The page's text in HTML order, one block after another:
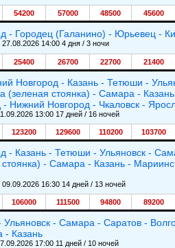
54200 57000 48500 45600
- Городец (Галанино) - Юрьевец -
14:00 4 дня / 3 ночи
25400 26700 22700 21400
Новгород - Казань - Тетюши -
(зеленая стоянка) - Самара -
Нижний Новгород - Чкаловск -
13:00 17 дней / 16 ночей
123200 129600 110200 103700
- Казань - Тетюши - Ульяновск -
стоянка) - Самара - Казань -
16:30 14 дней / 13 ночей
106000 111500 94800 89200
- Самара - Саратов -
- Казань
17:00 11 дней / 10 ночей